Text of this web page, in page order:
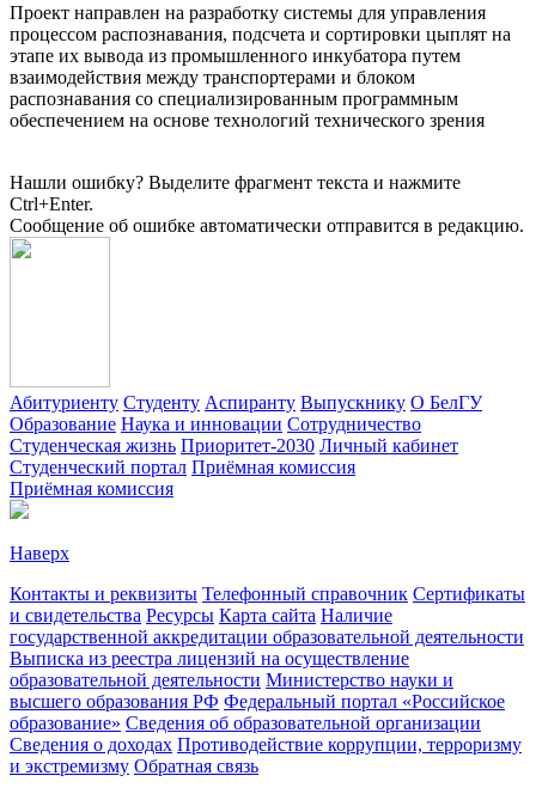
Проект направлен на разработку системы для управления
процессом распознавания, подсчета и сортировки цыплят на
этапе их вывода из промышленного инкубатора путем
взаимодействия между транспортерами и блоком
распознавания со специализированным программным
обеспечением на основе технологий технического зрения
Нашли ошибку? Выделите фрагмент текста и нажмите
Ctrl+Enter.
Сообщение об ошибке автоматически отправится в редакцию.
Абитуриенту Студенту Аспиранту Выпускнику О БелГУ
Образование Наука и инновации Сотрудничество
Студенческая жизнь Приоритет-2030 Личный кабинет
Студенческий портал Приёмная комиссия
Приёмная комиссия
Наверх
Контакты и реквизиты Телефонный справочник Сертификаты
и свидетельства Ресурсы Карта сайта Наличие
государственной аккредитации образовательной деятельности
Выписка из реестра лицензий на осуществление
образовательной деятельности Министерствo науки и
высшего образования РФ Федеральный портал «Российское
образование» Сведения об образовательной организации
Сведения о доходах Противодействие коррупции, терроризму
и экстремизму Обратная связь